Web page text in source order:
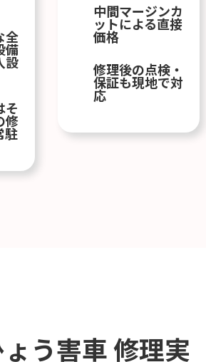
全
備
設
そ
修
駐
中間マージンカ
ットによる直接
価格
修理後の点検・
保証も現地で対
応
う害車修理実